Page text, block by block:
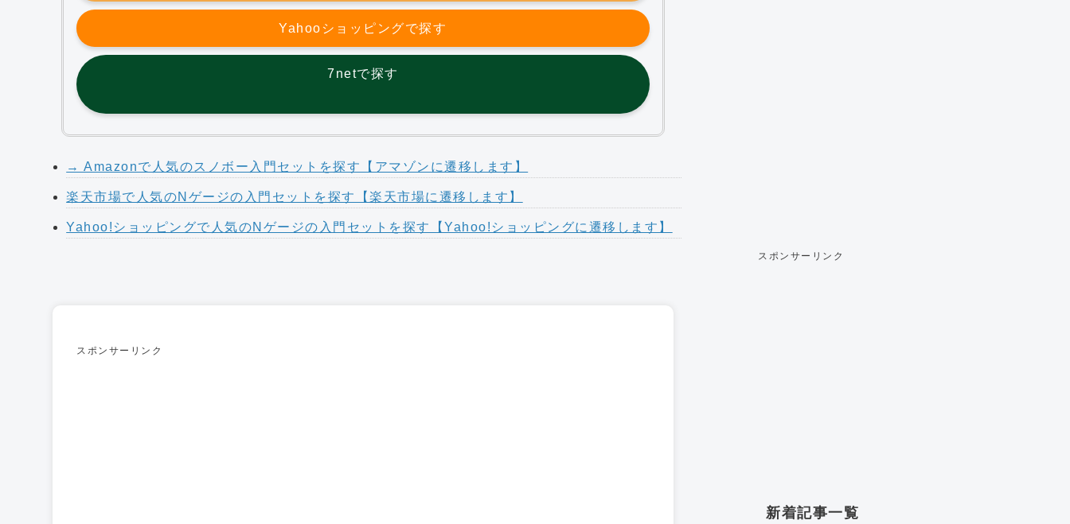
Yahooショッピングで探す
7netで探す
→ Amazonで人気のスノボー入門セットを探す【アマゾンに遷移します】
楽天市場で人気のNゲージの入門セットを探す【楽天市場に遷移します】
Yahoo!ショッピングで人気のNゲージの入門セットを探す【Yahoo!ショッピングに遷移します】
スポンサーリンク
スポンサーリンク
新着記事一覧